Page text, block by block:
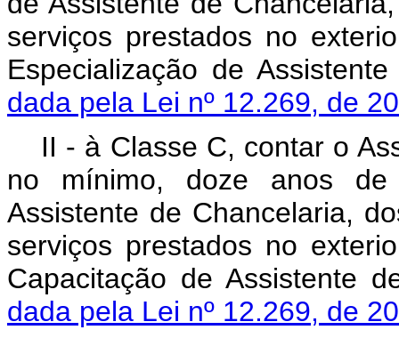
serviços prestados no
Especialização de
dada pela Lei nº 12.269, de
II - à Classe C, contar o
no mínimo, doze anos
Assistente de Chancelaria,
serviços prestados no
Capacitação de Assistente
dada pela Lei nº 12.269, de